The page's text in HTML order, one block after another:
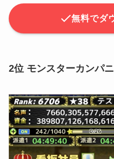
無料でダ
2位 モンスターカンパ